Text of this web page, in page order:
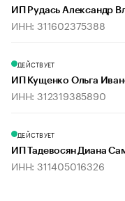
ИП Рудась Александр
ИНН: 311602375388
ДЕЙСТВУЕТ
ИП Кущенко Ольга
ИНН: 312319385890
ДЕЙСТВУЕТ
ИП Тадевосян Диана
ИНН: 311405016326